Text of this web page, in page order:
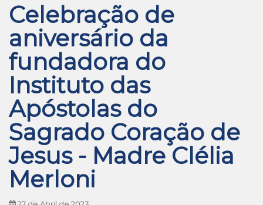
Celebração de
aniversário da
fundadora do
Instituto das
Apóstolas do
Sagrado Coração de
Jesus - Madre Clélia
Merloni